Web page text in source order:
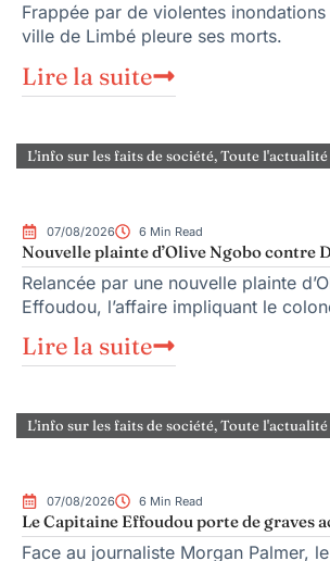
Frappée par de violentes
ville de Limbé pleure ses morts.
Lire la suite
L'info sur les faits de société,Toute l'actualité
07/08/2026 6 Min Read
Nouvelle plainte d’Olive Ngobo contre
Relancée par une nouvelle plainte
Effoudou, l’affaire impliquant le
Lire la suite
L'info sur les faits de société,Toute l'actualité
07/08/2026 6 Min Read
Le Capitaine Effoudou porte de graves
Face au journaliste Morgan Palmer,